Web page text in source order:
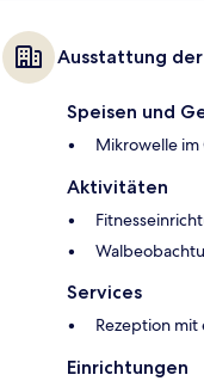
Ausstattung
Speisen und
Mikrowelle
Aktivitäten
Services
Rezeption
Einrichtungen